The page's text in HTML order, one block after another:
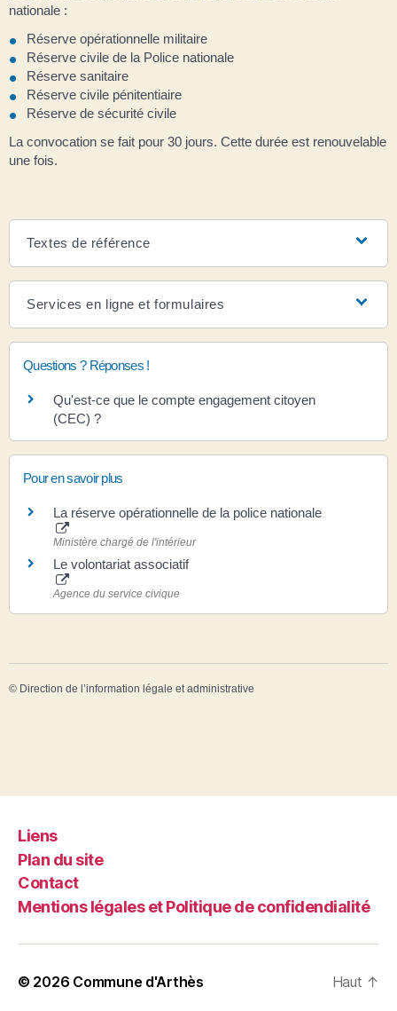
nationale :
Réserve opérationnelle militaire
Réserve civile de la Police nationale
Réserve sanitaire
Réserve civile pénitentiaire
Réserve de sécurité civile
La convocation se fait pour 30 jours. Cette durée est renouvelable
une fois.
Textes de référence
Services en ligne et formulaires
Questions ? Réponses !
Qu'est-ce que le compte engagement citoyen
(CEC) ?
Pour en savoir plus
La réserve opérationnelle de la police nationale
Ministère chargé de l'intérieur
Le volontariat associatif
Agence du service civique
© Direction de l’information légale et administrative
Liens
Plan du site
Contact
Mentions légales et Politique de confidendialité
© 2026 Commune d'Arthès Haut ↑